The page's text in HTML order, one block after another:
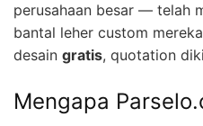
perusahaan besar — telah
bantal leher custom
desain gratis, quotation
Mengapa